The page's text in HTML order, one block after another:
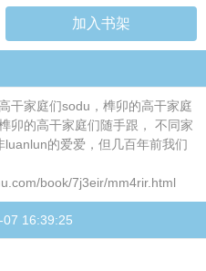
加入书架
干家庭们sodu，榫卯的高干家庭
卯的高干家庭们随手跟， 不同家
的爱爱，但几百年前我们
book/7j3eir/mm4rir.html
07 16:39:25